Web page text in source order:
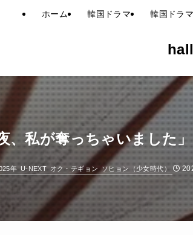
ホーム 韓国ドラマ 韓国ドラ
、私が奪っちゃいました
年 U-NEXT オク・テギョン ソヒョン（少女時代）